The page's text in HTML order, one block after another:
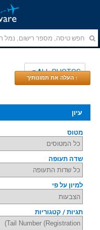
ALL PHOTOS
↑ העלה את תמונותיך
עיון
מטוס
שדה תעופה
למיון על פי
תגיות / קטגוריות